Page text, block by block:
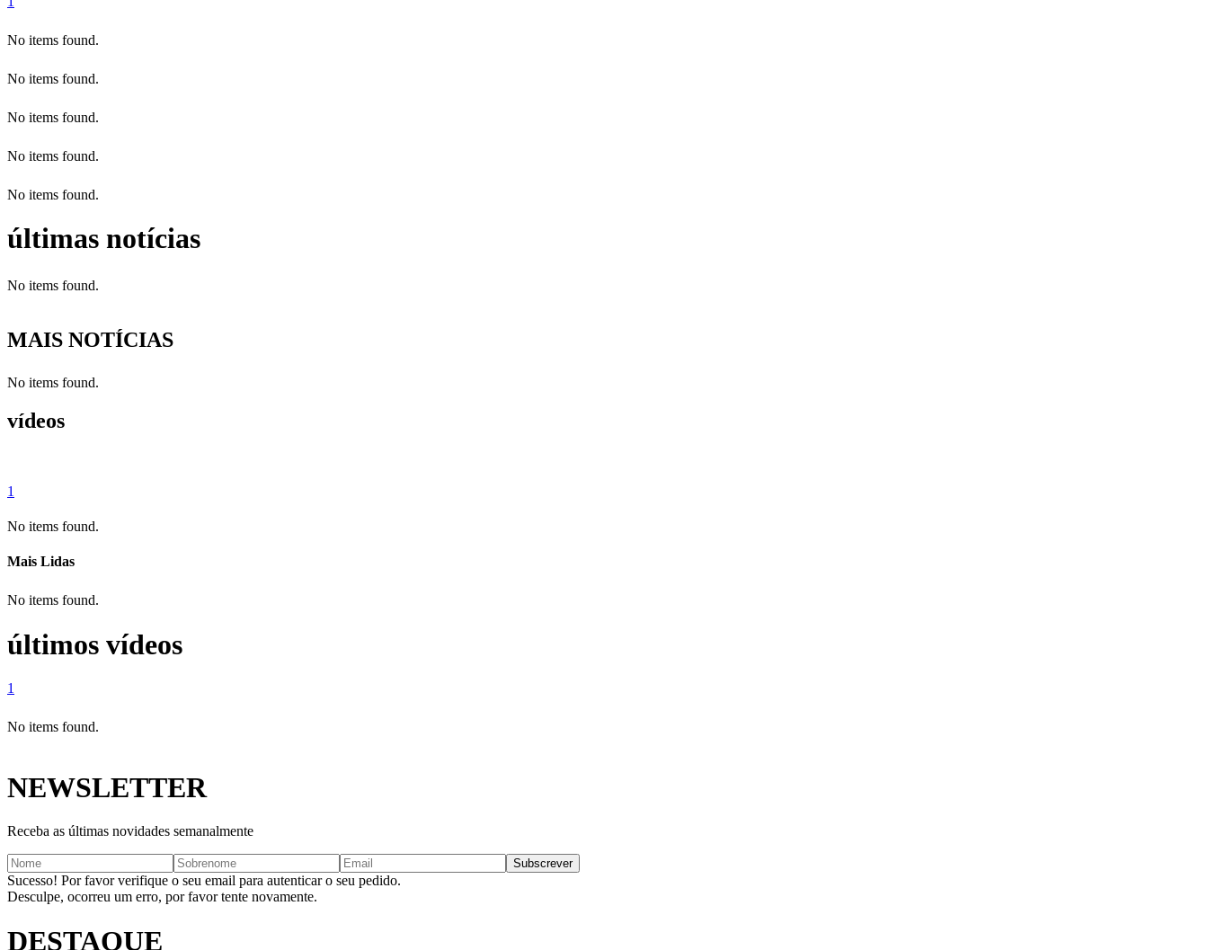
No items found.
No items found.
No items found.
No items found.
No items found.
últimas notícias
No items found.
MAIS NOTÍCIAS
No items found.
vídeos
1
No items found.
Mais Lidas
No items found.
últimos vídeos
1
No items found.
NEWSLETTER
Receba as últimas novidades semanalmente
Sucesso! Por favor verifique o seu email para autenticar o seu pedido.
Desculpe, ocorreu um erro, por favor tente novamente.
DESTAQUE